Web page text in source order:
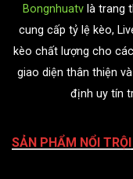
Bongnhuatv là trang
cung cấp tỷ lệ kèo,
kèo chất lượng cho
giao diện thân thiện
định uy tín
SẢN PHẨM NỔI TRỘI